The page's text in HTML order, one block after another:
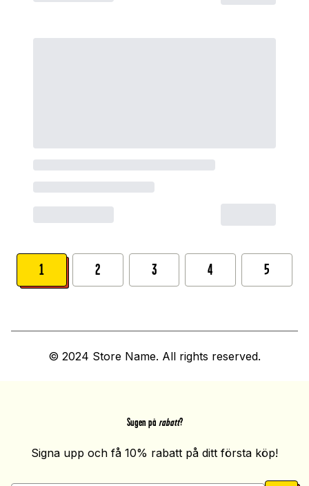
1 2 3 4 5
© 2024 Store Name. All rights reserved.
Sugen på rabatt?
Signa upp och få 10% rabatt på ditt första köp!